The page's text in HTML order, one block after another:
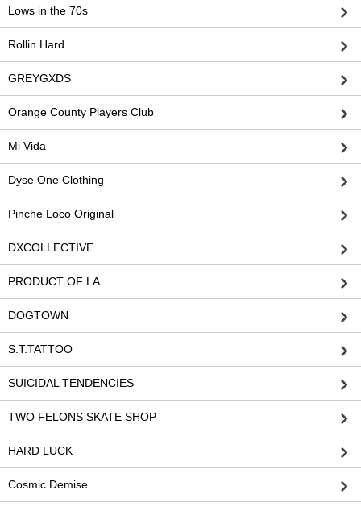
Lows in the 70s
Rollin Hard
GREYGXDS
Orange County Players Club
Mi Vida
Dyse One Clothing
Pinche Loco Original
DXCOLLECTIVE
PRODUCT OF LA
DOGTOWN
S.T.TATTOO
SUICIDAL TENDENCIES
TWO FELONS SKATE SHOP
HARD LUCK
Cosmic Demise